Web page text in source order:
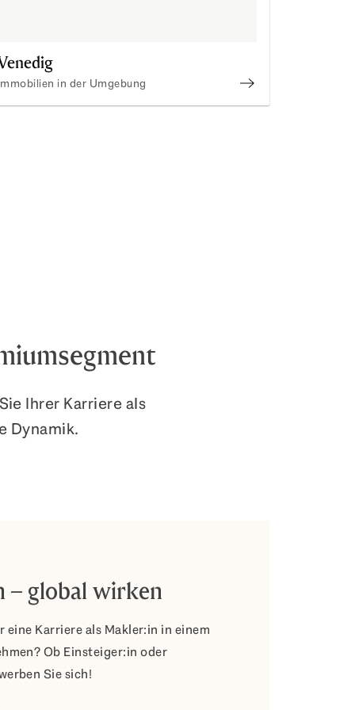
in der Umgebung
Ihrer Karriere als
Dynamik.
– global wirken
Karriere als Makler:in in einem
Ob Einsteiger:in oder
Sie sich!